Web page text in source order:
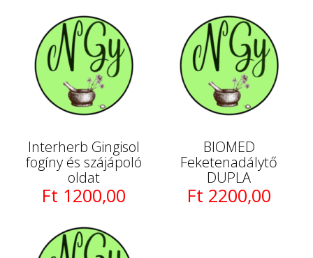
Interherb Gingisol
fogíny és szájápoló
oldat
Ft 1200,00
BIOMED
Feketenadálytő
DUPLA
Ft 2200,00